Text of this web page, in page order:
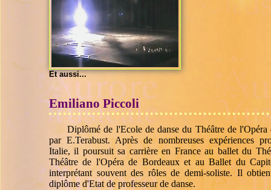
Et aussi...
Emiliano Piccoli
Diplômé de l'Ecole de danse du Théâtre de l'Opéra
par E.Terabust. Après de nombreuses expériences
Italie, il poursuit sa carrière en France au ballet du
Théâtre de l'Opéra de Bordeaux et au Ballet du
interprétant souvent des rôles de demi-soliste. Il
diplôme d'Etat de professeur de danse.